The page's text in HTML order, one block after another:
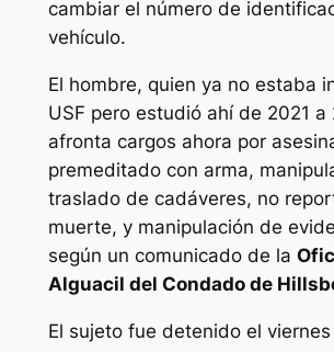
cambiar el número de
vehículo.
El hombre, quien ya no estaba
USF pero estudió ahí de 2021 a
afronta cargos ahora por
premeditado con arma,
traslado de cadáveres, no
muerte, y manipulación de
según un comunicado de la
Alguacil del Condado de
El sujeto fue detenido el